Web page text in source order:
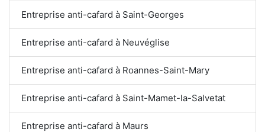
Entreprise anti-cafard à Saint-Georges
Entreprise anti-cafard à Neuvéglise
Entreprise anti-cafard à Roannes-Saint-Mary
Entreprise anti-cafard à Saint-Mamet-la-Salvetat
Entreprise anti-cafard à Maurs